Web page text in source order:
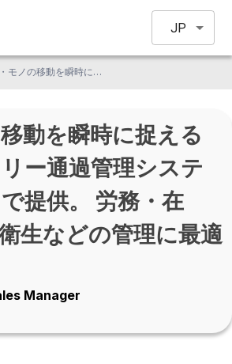
JP
人・モノの移動を瞬時に捉える「ハンズフリー通過管理システム」をタイで提供。 労務・在庫・紛失・衛生などの管理に最適
動を瞬時に捉える
リー通過管理システ
提供。 労務・在
生などの管理に最適
Manager